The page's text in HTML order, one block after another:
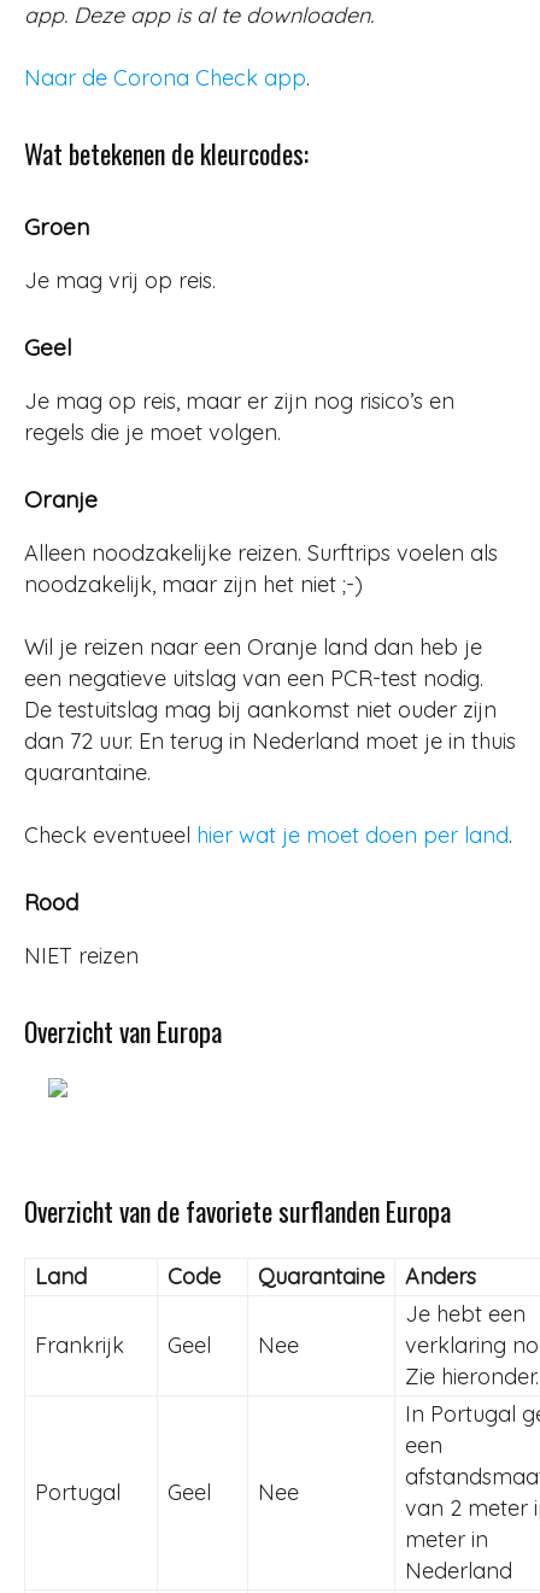
app. Deze app is al te downloaden.
Naar de Corona Check app.
Wat betekenen de kleurcodes:
Groen
Je mag vrij op reis.
Geel
Je mag op reis, maar er zijn nog risico’s en
regels die je moet volgen.
Oranje
Alleen noodzakelijke reizen. Surftrips voelen als
noodzakelijk, maar zijn het niet ;-)
Wil je reizen naar een Oranje land dan heb je
een negatieve uitslag van een PCR-test nodig.
De testuitslag mag bij aankomst niet ouder zijn
dan 72 uur. En terug in Nederland moet je in thuis
quarantaine.
Check eventueel hier wat je moet doen per land.
Rood
NIET reizen
Overzicht van Europa
Overzicht van de favoriete surflanden Europa
Land Code Quarantaine Anders
Frankrijk Geel Nee
Je hebt een
verklaring
Zie hieronder.
Portugal Geel Nee
In Portugal
een
van 2 meter
meter in
Nederland